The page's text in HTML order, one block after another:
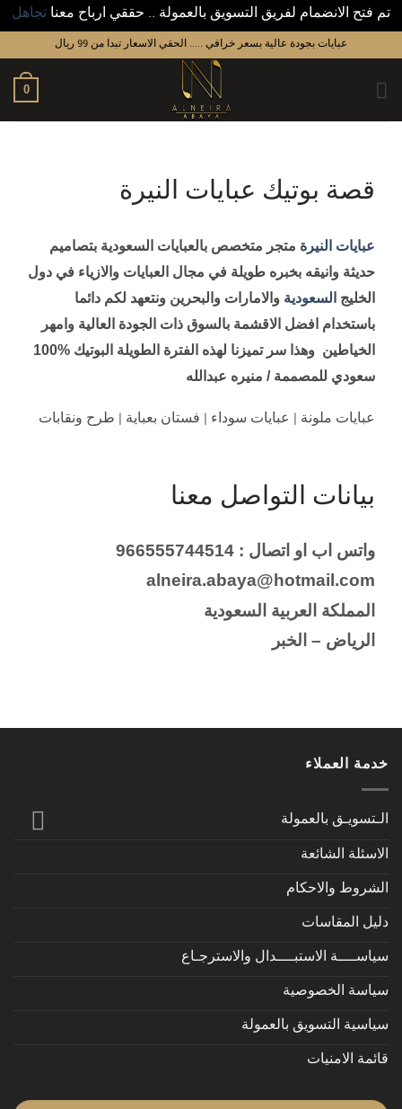
تم فتح الانضمام لفريق التسويق بالعمولة .. حققي ارباح معنا تجاهل
عبايات بجودة عالية بسعر خرافي ..... الحقي الاسعار تبدا من 99 ريال
0
قصة بوتيك عبايات النيرة
عبايات النيرة متجر متخصص بالعبايات السعودية بتصاميم
حديثة وانيقه بخبره طويلة في مجال العبايات والازياء في دول
الخليج السعودية والامارات والبحرين ونتعهد لكم دائما
باستخدام افضل الاقشمة بالسوق ذات الجودة العالية وامهر
سعودي للمصممة / منيره عبدالله
عبايات ملونة | عبايات سوداء | فستان بعباية | طرح ونقابات
بيانات التواصل معنا
واتس اب او اتصال : 966555744514
alneira.abaya@hotmail.com
المملكة العربية السعودية
الرياض – الخبر
خدمة العملاء
الـتسويـق بالعمولة
الاسئلة الشائعة
الشروط والاحكام
دليل المقاسات
سياســــة الاستبــــدال والاسترجـاع
سياسة الخصوصية
سياسية التسويق بالعمولة
قائمة الامنيات